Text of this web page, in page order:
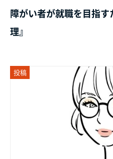
障がい者が就職を目指
理』
投稿